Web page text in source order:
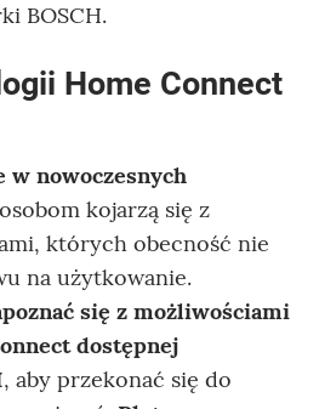
BOSCH.
Home Connect
nowoczesnych
kojarzą się z
których obecność nie
na użytkowanie.
się z możliwościami
dostępnej
, aby przekonać się do